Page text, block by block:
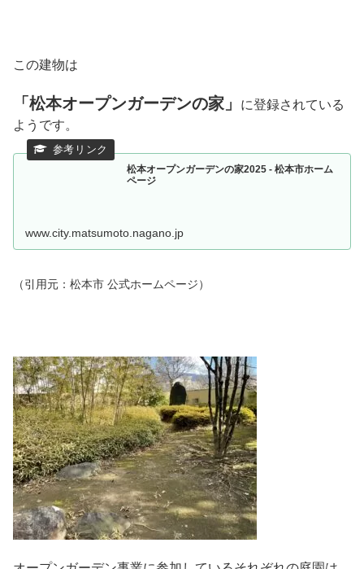
この建物は
「松本オープンガーデンの家」
に登録されている
ようです。
松本オープンガーデンの家2025 - 松本市ホーム
ページ
www.city.matsumoto.nagano.jp
（引用元：松本市 公式ホームページ）